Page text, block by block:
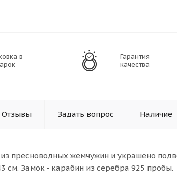
в
Гарантия
качества
Отзывы Задать вопрос Наличие
пресноводных жемчужин и украшено
см. Замок - карабин из серебра 925 пробы.